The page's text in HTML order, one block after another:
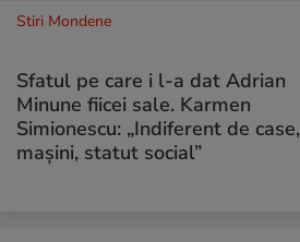
Stiri Mondene
Sfatul pe care i l-a dat Adrian
Minune fiicei sale. Karmen
Simionescu: „Indiferent de case,
mașini, statut social”